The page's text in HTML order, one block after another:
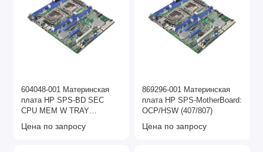
604048-001 Материнская
плата HP SPS-BD SEC
CPU MEM W TRAY
DL585G7
Цена по запросу
869296-001 Материнская
плата HP SPS-MotherBoard:
OCP/HSW (407/807)
Цена по запросу